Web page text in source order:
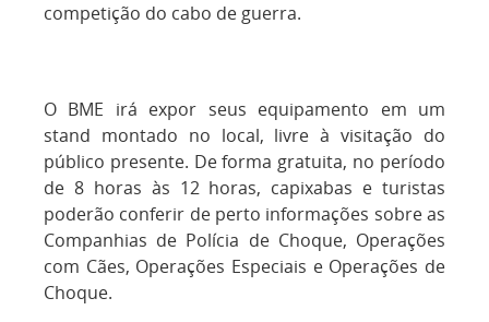
competição do cabo de guerra.
O BME irá expor seus equipamento em um
stand montado no local, livre à visitação do
público presente. De forma gratuita, no período
de 8 horas às 12 horas, capixabas e turistas
poderão conferir de perto informações sobre as
Companhias de Polícia de Choque, Operações
com Cães, Operações Especiais e Operações de
Choque.